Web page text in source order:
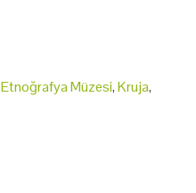
Etnoğrafya Müzesi,Kruja,